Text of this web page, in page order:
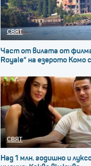
СВЯТ
Част от вилата от
Royale“ на езерото Комо
СВЯТ
Над 1 млн. годишно и